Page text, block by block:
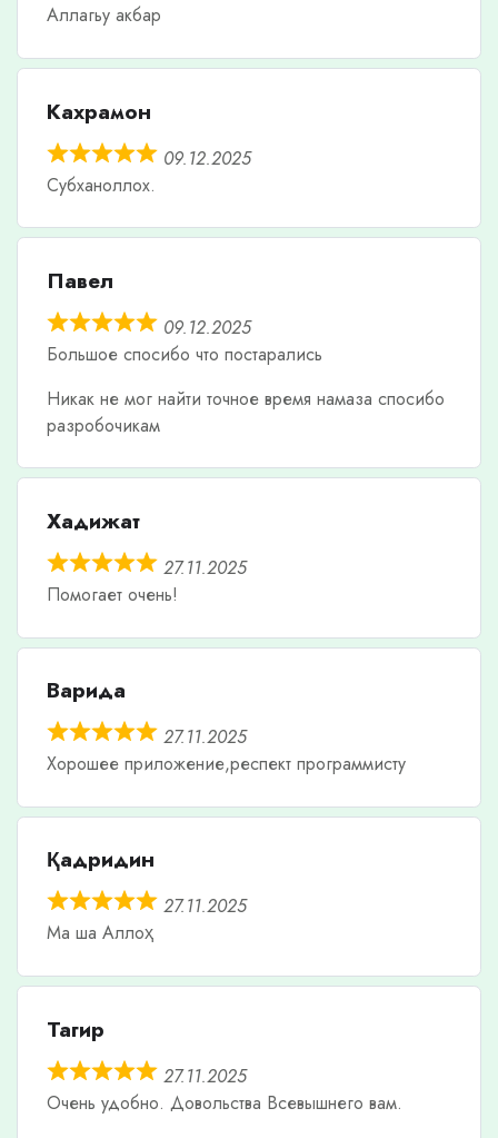
Аллагьу акбар
Кахрамон
09.12.2025
Субханоллох.
Павел
09.12.2025
Большое спосибо что постарались
Никак не мог найти точное время намаза спосибо
разробочикам
Хадижат
27.11.2025
Помогает очень!
Варида
27.11.2025
Хорошее приложение,респект программисту
Қадридин
27.11.2025
Ма ша Аллоҳ
Тагир
27.11.2025
Очень удобно. Довольства Всевышнего вам.